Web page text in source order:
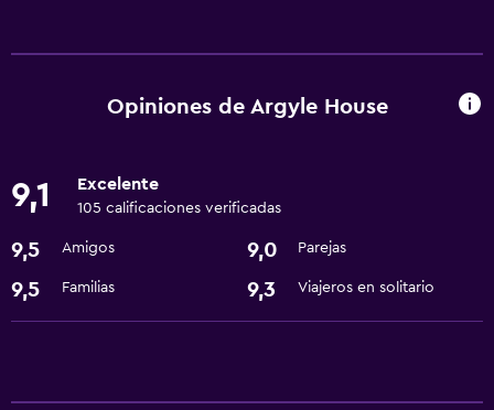
Tetera
Baño
Actividades
Acceso a la playa
Opiniones de Argyle House
9,1 Excelente
105 calificaciones verificadas
9,5 Amigos 9,0 Parejas
9,5 Familias 9,3 Viajeros en solitario